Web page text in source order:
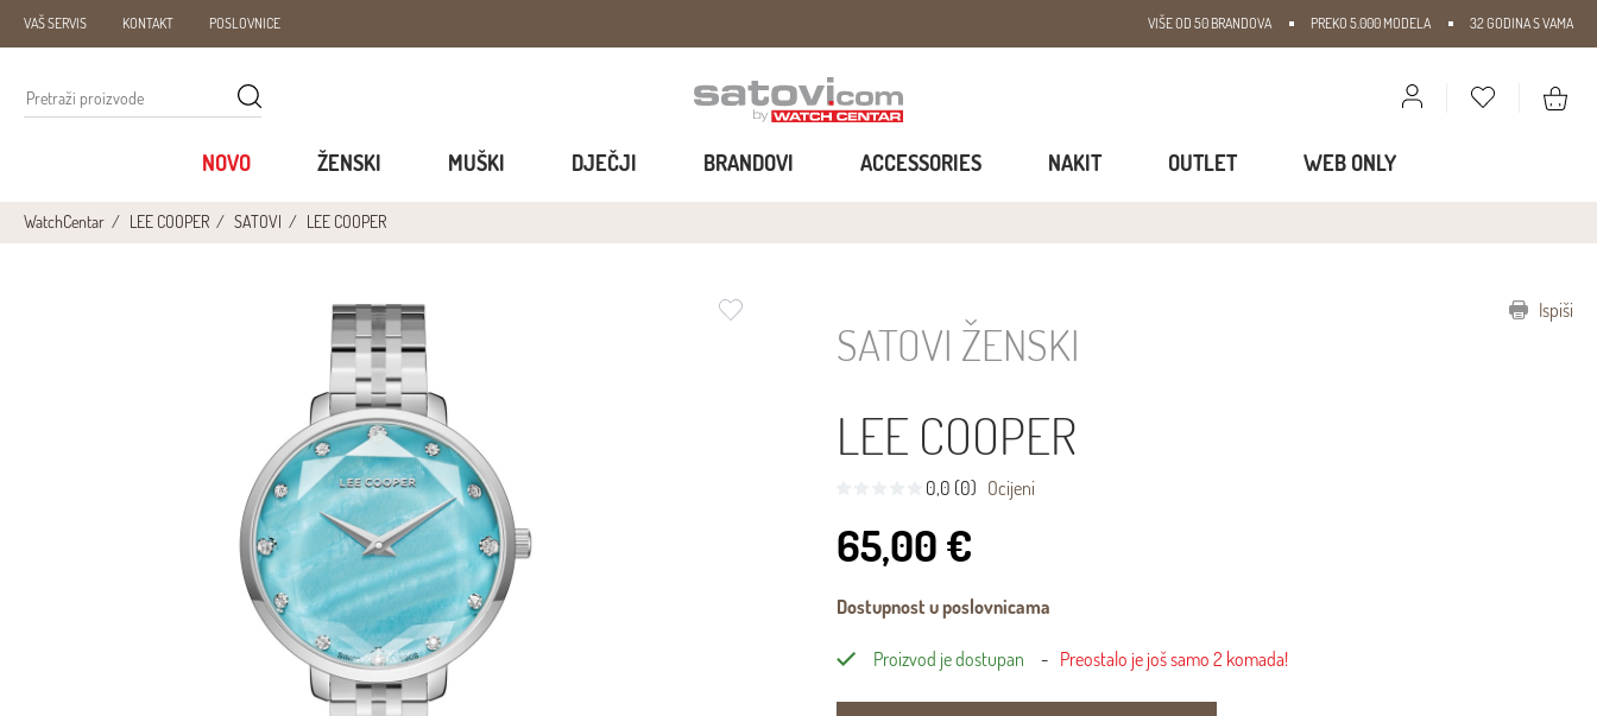
VAŠ SERVIS KONTAKT POSLOVNICE VIŠE OD 50 BRANDOVA PREKO 5.000 MODELA 32 GODINA S VAMA
NOVO ŽENSKI MUŠKI DJEČJI BRANDOVI ACCESSORIES NAKIT OUTLET WEB ONLY
WatchCentar LEE COOPER SATOVI LEE COOPER
Ispiši
SATOVI ŽENSKI
LEE COOPER
0,0 (0) Ocijeni
65,00 €
Dostupnost u poslovnicama
Proizvod je dostupan Preostalo je još samo 2 komada!